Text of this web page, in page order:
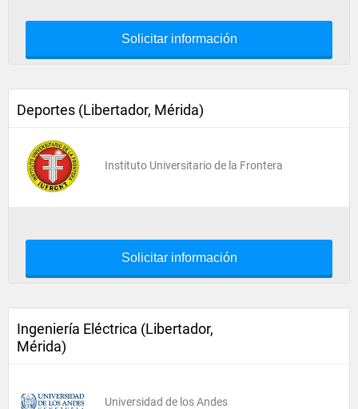
Solicitar información
Deportes (Libertador, Mérida)
Instituto Universitario de la Frontera
Solicitar información
Ingeniería Eléctrica (Libertador,
Mérida)
Universidad de los Andes